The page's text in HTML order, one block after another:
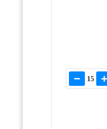
15